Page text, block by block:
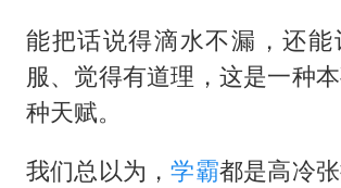
能把话说得滴水不漏，还能
服、觉得有道理，这是一种
种天赋。
我们总以为，学霸都是高冷